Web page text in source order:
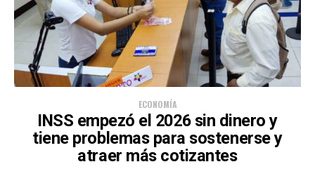
ECONOMÍA
INSS empezó el 2026 sin dinero y
tiene problemas para sostenerse y
atraer más cotizantes